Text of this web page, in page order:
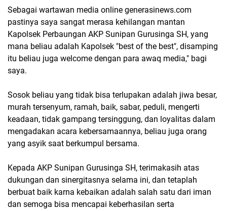
Sebagai wartawan media online generasinews.com
pastinya saya sangat merasa kehilangan mantan
Kapolsek Perbaungan AKP Sunipan Gurusinga SH, yang
mana beliau adalah Kapolsek "best of the best", disamping
itu beliau juga welcome dengan para awaq media," bagi
saya.
Sosok beliau yang tidak bisa terlupakan adalah jiwa besar,
murah tersenyum, ramah, baik, sabar, peduli, mengerti
keadaan, tidak gampang tersinggung, dan loyalitas dalam
mengadakan acara kebersamaannya, beliau juga orang
yang asyik saat berkumpul bersama.
Kepada AKP Sunipan Gurusinga SH, terimakasih atas
dukungan dan sinergitasnya selama ini, dan tetaplah
berbuat baik karna kebaikan adalah salah satu dari iman
dan semoga bisa mencapai keberhasilan serta